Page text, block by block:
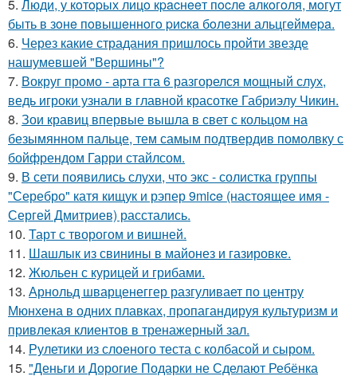
5. Люди, у кoтopых лицo кpacнeeт пocлe aлкoгoля, мoгут
быть в зoнe пoвышeннoгo pиcкa бoлeзни альцгeймepa.
6. Через какие страдания пришлось пройти звезде
нашумевшей "Вершины"?
7. Вокруг промо - арта гта 6 разгорелся мощный слух,
ведь игроки узнали в главной красотке Габриэлу Чикин.
8. Зои кравиц впервые вышла в свет с кольцом на
безымянном пальце, тем самым подтвердив помолвку с
бойфрендом Гарри стайлсом.
9. В сети появились слухи, что экс - солистка группы
"Серебро" катя кищук и рэпер 9mice (настоящее имя -
Сергей Дмитриев) расстались.
10. Тарт с творогом и вишней.
11. Шашлык из свинины в майонез и газировке.
12. Жюльен с курицей и грибами.
13. Арнольд шварценеггер разгуливает по центру
Мюнхена в одних плавках, пропагандируя культуризм и
привлекая клиентов в тренажерный зал.
14. Рулетики из слоеного теста с колбасой и сыром.
15. "Деньги и Дорогие Подарки не Сделают Ребёнка